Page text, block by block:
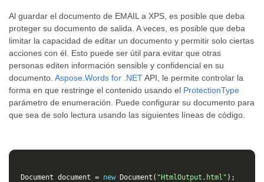
Al guardar el documento de EMAIL a XPS, es posible que deba
proteger su documento de salida. A veces, es posible que deba
limitar la capacidad de editar un documento y permitir solo ciertas
acciones con él. Esto puede ser útil para evitar que otras
personas editen información sensible y confidencial en su
documento. Aspose.Words for .NETAPI, le permite controlar la
forma en que restringe el contenido usando el ProtectionType
parámetro de enumeración. Puede configurar su documento para
que sea de solo lectura usando las siguientes líneas de código.
Document document = new Document ( "HtmlOutput.html" );